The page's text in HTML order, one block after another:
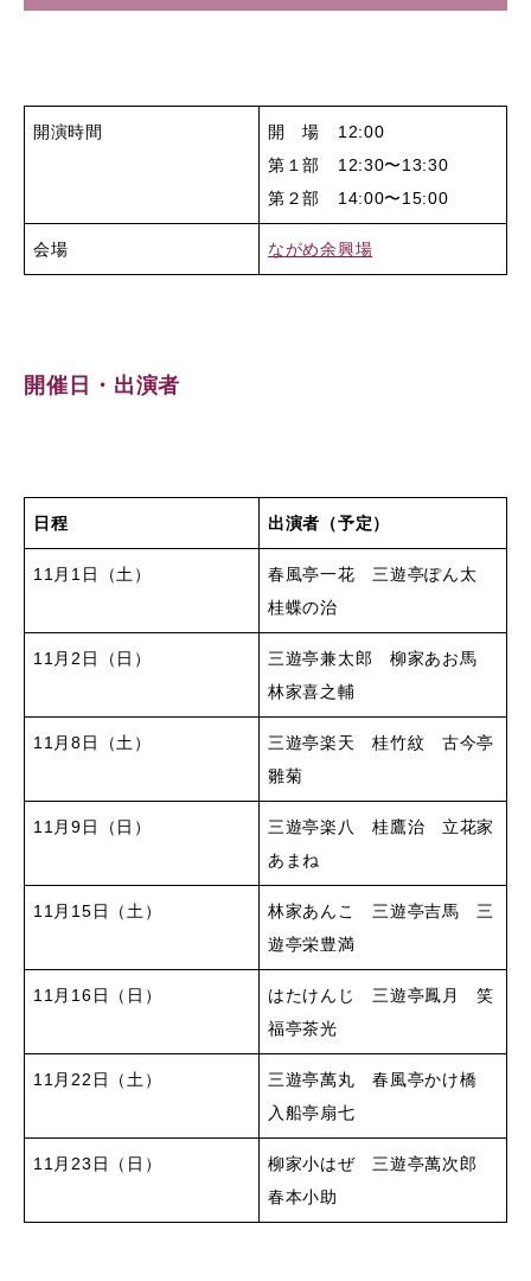
開演時間
開 場 12:00
第１部 12:30〜13:30
第２部 14:00〜15:00
会場 ながめ余興場
開催日・出演者
日程 出演者（予定）
11月1日（土）
春風亭一花 三遊亭ぽん太
桂蝶の治
11月2日（日）
三遊亭兼太郎 柳家あお馬
林家喜之輔
11月8日（土）
三遊亭楽天 桂竹紋 古今亭
雛菊
11月9日（日）
三遊亭楽八 桂鷹治 立花家
あまね
11月15日（土）
林家あんこ 三遊亭吉馬 三
遊亭栄豊満
11月16日（日）
はたけんじ 三遊亭鳳月 笑
福亭茶光
11月22日（土）
三遊亭萬丸 春風亭かけ橋
入船亭扇七
11月23日（日）
柳家小はぜ 三遊亭萬次郎
春本小助